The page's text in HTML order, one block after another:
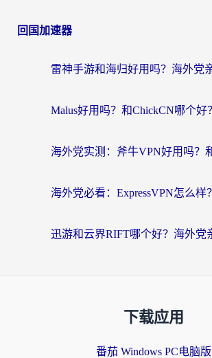
回国加速器
下载应用
番茄 Windows PC电脑版